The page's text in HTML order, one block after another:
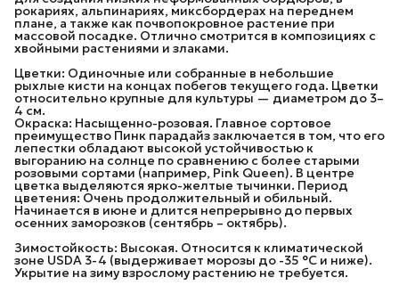
рокариях, альпинариях, миксбордерах на переднем
плане, а также как почвопокровное растение при
массовой посадке. Отлично смотрится в композициях с
хвойными растениями и злаками.
Цветки: Одиночные или собранные в небольшие
рыхлые кисти на концах побегов текущего года. Цветки
относительно крупные для культуры — диаметром до 3–
4 см.
Окраска: Насыщенно-розовая. Главное сортовое
преимущество Пинк парадайз заключается в том, что его
лепестки обладают высокой устойчивостью к
выгоранию на солнце по сравнению с более старыми
розовыми сортами (например, Pink Queen). В центре
цветка выделяются ярко-желтые тычинки. Период
цветения: Очень продолжительный и обильный.
Начинается в июне и длится непрерывно до первых
осенних заморозков (сентябрь – октябрь).
Зимостойкость: Высокая. Относится к климатической
зоне USDA 3-4 (выдерживает морозы до -35 °C и ниже).
Укрытие на зиму взрослому растению не требуется.